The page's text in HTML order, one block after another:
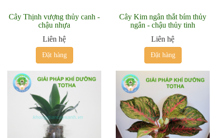
Cây Thịnh vượng thủy canh -
chậu nhựa
Liên hệ
Đặt hàng
Cây Kim ngân thắt bím thủy
ngân - chậu thủy tinh
Liên hệ
Đặt hàng